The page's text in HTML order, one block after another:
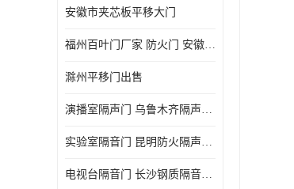
安徽市夹芯板平移大门
福州百叶门厂家 防火门 安徽吉运祥
滁州平移门出售
演播室隔声门 乌鲁木齐隔声门哪家好
实验室隔音门 昆明防火隔声门哪家好
电视台隔音门 长沙钢质隔音门哪家好